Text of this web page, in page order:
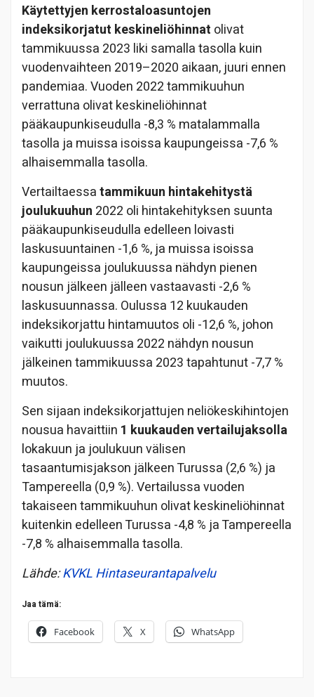
Käytettyjen kerrostaloasuntojen
indeksikorjatut keskineliöhinnat olivat
tammikuussa 2023 liki samalla tasolla kuin
vuodenvaihteen 2019–2020 aikaan, juuri ennen
pandemiaa. Vuoden 2022 tammikuuhun
verrattuna olivat keskineliöhinnat
pääkaupunkiseudulla -8,3 % matalammalla
tasolla ja muissa isoissa kaupungeissa -7,6 %
alhaisemmalla tasolla.
Vertailtaessatammikuun hintakehitystä
joulukuuhun 2022 oli hintakehityksen suunta
pääkaupunkiseudulla edelleen loivasti
laskusuuntainen -1,6 %, ja muissa isoissa
kaupungeissa joulukuussa nähdyn pienen
nousun jälkeen jälleen vastaavasti -2,6 %
laskusuunnassa. Oulussa 12 kuukauden
indeksikorjattu hintamuutos oli -12,6 %, johon
vaikutti joulukuussa 2022 nähdyn nousun
jälkeinen tammikuussa 2023 tapahtunut -7,7 %
muutos.
Sen sijaan indeksikorjattujen neliökeskihintojen
nousua havaittiin 1 kuukauden vertailujaksolla
lokakuun ja joulukuun välisen
tasaantumisjakson jälkeen Turussa (2,6 %) ja
Tampereella (0,9 %). Vertailussa vuoden
takaiseen tammikuuhun olivat keskineliöhinnat
kuitenkin edelleen Turussa -4,8 % ja Tampereella
-7,8 % alhaisemmalla tasolla.
Lähde:KVKL Hintaseurantapalvelu
Jaa tämä:
Facebook X WhatsApp